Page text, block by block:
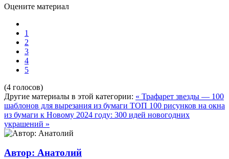
Оцените материал
1
2
3
4
5
(4 голосов)
Другие материалы в этой категории: « Трафарет звезды — 100
шаблонов для вырезания из бумаги ТОП 100 рисунков на окна
из бумаги к Новому 2024 году: 300 идей новогодних
украшений »
Автор: Анатолий